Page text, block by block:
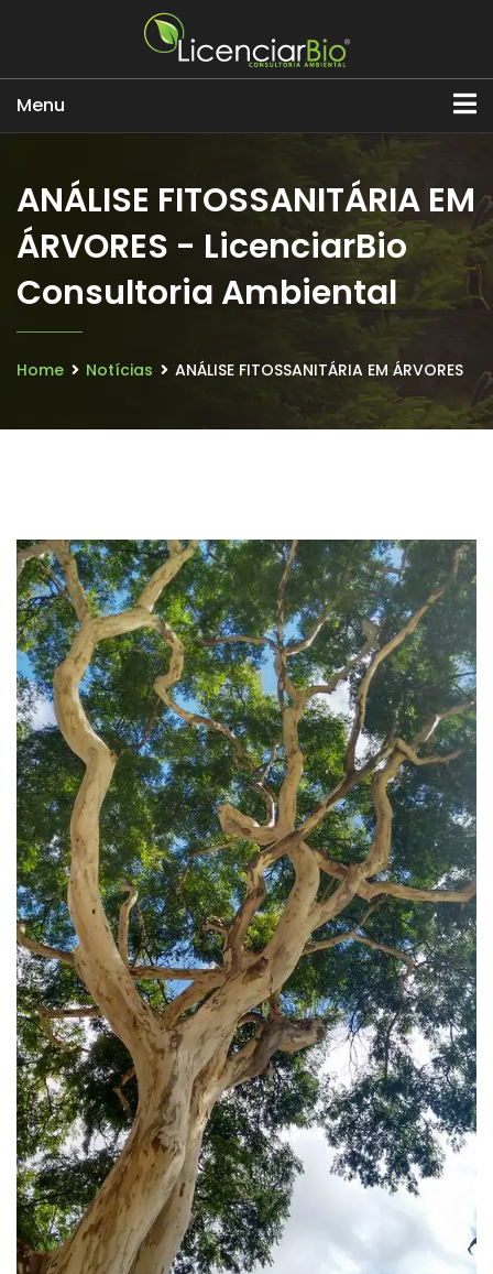
Menu
ANÁLISE FITOSSANITÁRIA EM
ÁRVORES - LicenciarBio
Consultoria Ambiental
Home Notícias ANÁLISE FITOSSANITÁRIA EM ÁRVORES